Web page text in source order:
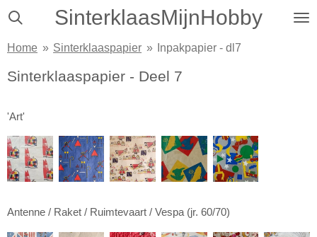
Ga
naar
hoofdinhoud
SinterklaasMijnHobby
Home » Sinterklaaspapier » Inpakpapier - dl7
Sinterklaaspapier - Deel 7
'Art'
Antenne / Raket / Ruimtevaart / Vespa (jr. 60/70)